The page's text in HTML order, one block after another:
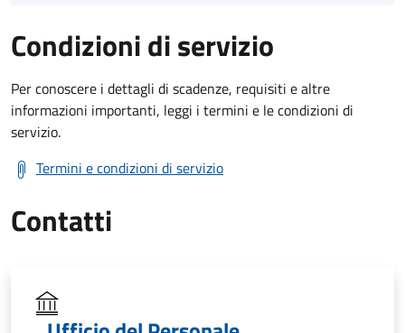
Condizioni di servizio
Per conoscere i dettagli di scadenze, requisiti e altre
informazioni importanti, leggi i termini e le condizioni di
servizio.
Termini e condizioni di servizio
Contatti